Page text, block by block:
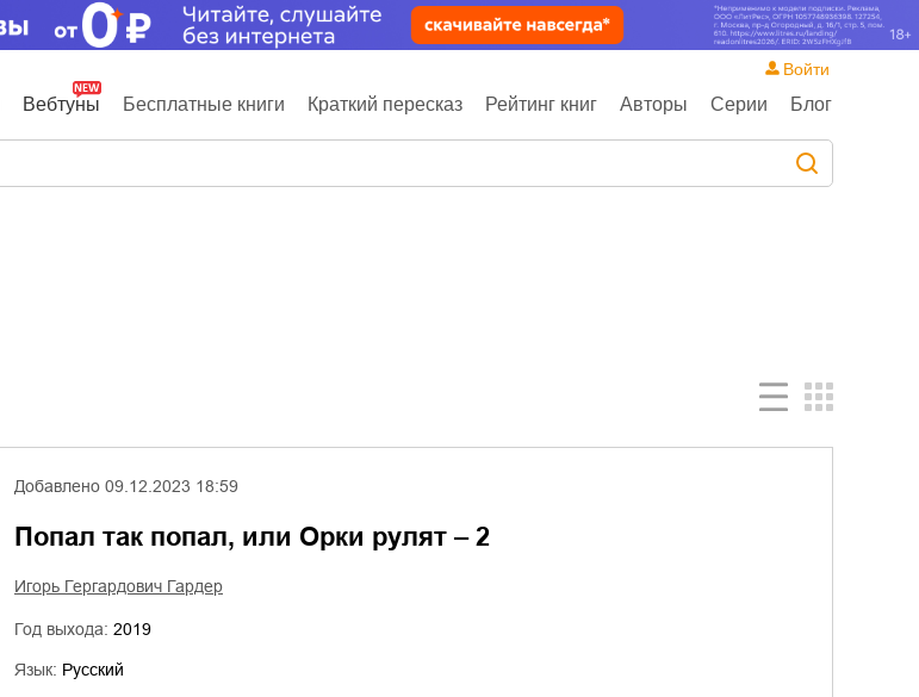
Вебтуны Бесплатные книги Краткий пересказ Рейтинг книг Авторы Серии Блог
Войти
Добавлено 09.12.2023 18:59
Попал так попал, или Орки рулят – 2
Игорь Гергардович Гардер
Год выхода: 2019
Язык: Русский